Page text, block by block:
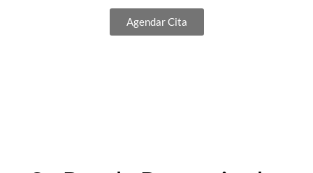
Agendar Cita